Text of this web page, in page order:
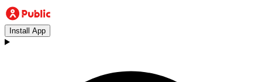
Install App